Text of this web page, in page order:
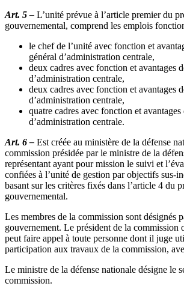
Art. 5 – L’unité prévue à l’article premier du
gouvernemental, comprend les emplois
le chef de l’unité avec fonction et
général d’administration centrale,
deux cadres avec fonction et avantages
d’administration centrale,
deux cadres avec fonction et avantages
d’administration centrale,
quatre cadres avec fonction et
d’administration centrale.
Art. 6 – Est créée au ministère de la défense
commission présidée par le ministre de la
représentant ayant pour mission le suivi et
confiées à l’unité de gestion par objectifs sus-
basant sur les critères fixés dans l’article 4 du
gouvernemental.
Les membres de la commission sont désignés
gouvernement. Le président de la commission
peut faire appel à toute personne dont il juge
participation aux travaux de la commission,
Le ministre de la défense nationale désigne le
commission.